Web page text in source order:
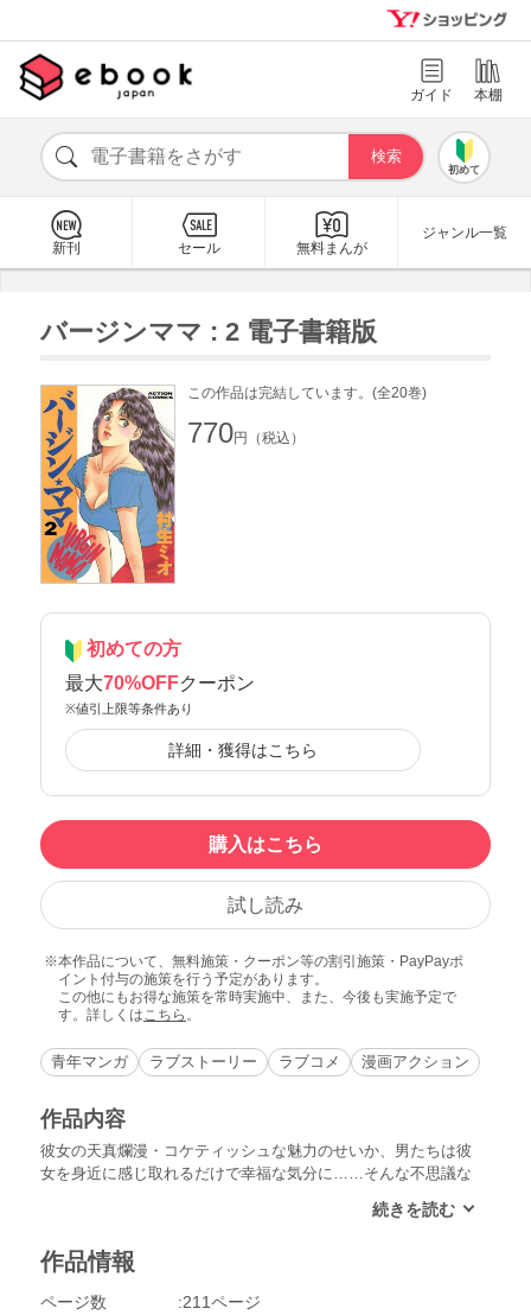
ガイド 本棚
初めて
新刊 セール 無料まんが
ジャンル一覧
バージンママ : 2 電子書籍版
この作品は完結しています。(全20巻)
770円（税込）
初めての方
最大70%OFFクーポン
※値引上限等条件あり
詳細・獲得はこちら
購入はこちら
試し読み
本作品について、無料施策・クーポン等の割引施策・PayPayポ
イント付与の施策を行う予定があります。
この他にもお得な施策を常時実施中、また、今後も実施予定で
す。詳しくは こちら 。
青年マンガ ラブストーリー ラブコメ 漫画アクション
作品内容
彼女の天真爛漫・コケティッシュな魅力のせいか、男たちは彼
女を身近に感じ取れるだけで幸福な気分に……そんな不思議な
作品情報
ページ数
211ページ